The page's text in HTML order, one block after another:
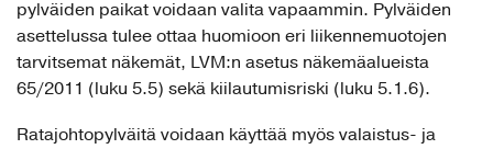
pylväiden paikat voidaan valita vapaammin. Pylväiden
asettelussa tulee ottaa huomioon eri liikennemuotojen
tarvitsemat näkemät, LVM:n asetus näkemäalueista
65/2011 (luku 5.5) sekä kiilautumisriski (luku 5.1.6).
Ratajohtopylväitä voidaan käyttää myös valaistus- ja